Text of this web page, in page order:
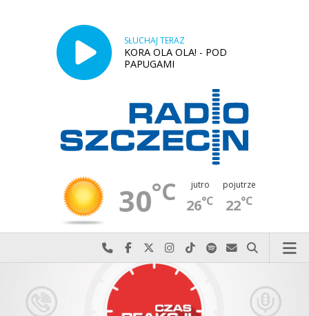
SŁUCHAJ TERAZ
KORA OLA OLA! - POD
PAPUGAMI
30°C jutro
26°C
pojutrze
22°C
Najlepiej po prostu do nas zadzwoń
Odwiedź nas na Facebook-u
Odwiedź nas na X
Odwiedź nas na Instagram-ie
Odwiedź nas na TikTok-u
Szukaj nas na Spotify
Wyślij do nas
Szukaj